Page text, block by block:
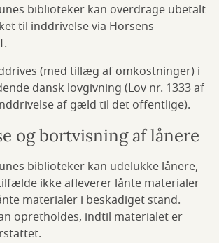
biblioteker kan overdrage ubetalt
til inddrivelse via Horsens
(med tillæg af omkostninger) i
dansk lovgivning (Lov nr. 1333 af
af gæld til det offentlige).
og bortvisning af lånere
biblioteker kan udelukke lånere,
ikke afleverer lånte materialer
materialer i beskadiget stand.
opretholdes, indtil materialet er